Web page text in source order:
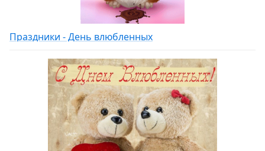
Праздники - День влюбленных